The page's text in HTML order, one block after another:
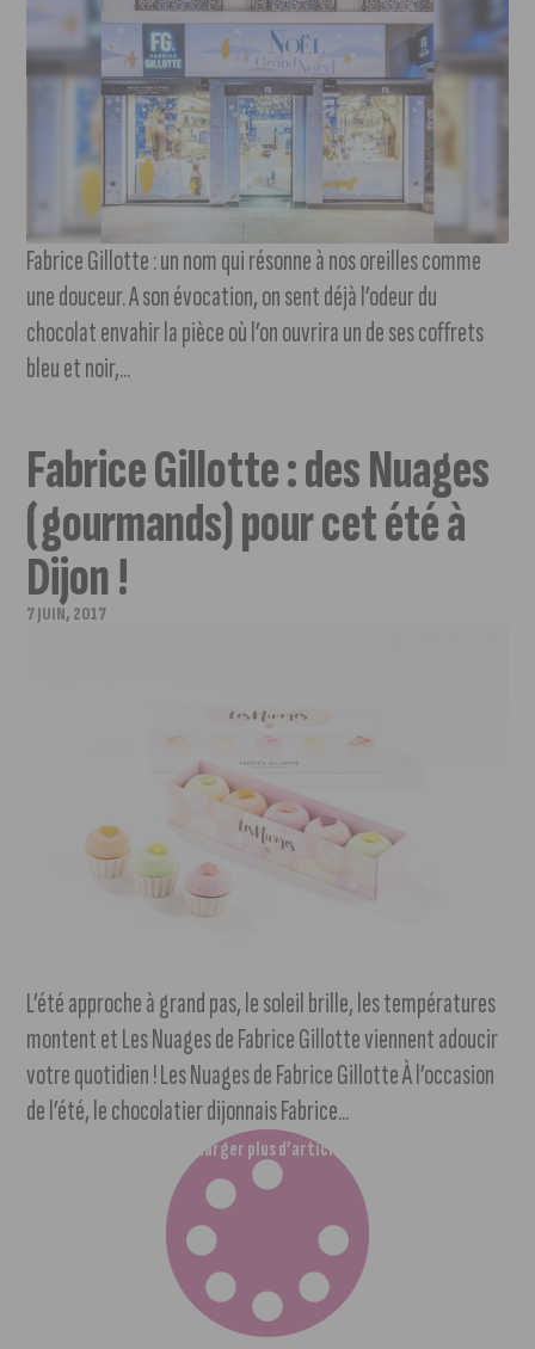
Fabrice Gillotte : un nom qui résonne à nos oreilles comme
une douceur. A son évocation, on sent déjà l’odeur du
chocolat envahir la pièce où l’on ouvrira un de ses coffrets
bleu et noir,...
Fabrice Gillotte : des Nuages
(gourmands) pour cet été à
Dijon !
7 JUIN, 2017
L’été approche à grand pas, le soleil brille, les températures
montent et Les Nuages de Fabrice Gillotte viennent adoucir
votre quotidien ! Les Nuages de Fabrice Gillotte À l’occasion
de l’été, le chocolatier dijonnais Fabrice...
Charger plus d’articles